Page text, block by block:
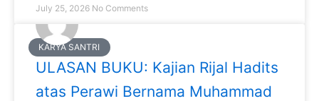
July 25, 2026 No Comments
KARYA SANTRI
ULASAN BUKU: Kajian Rijal Hadits
atas Perawi Bernama Muhammad